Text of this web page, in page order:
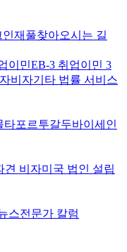
인재풀찾아오시는 길
이민EB-3 취업이민 3
비자기타 법률 서비스
타포르투갈두바이 세인
견 비자미국 법인 설립
스전문가 칼럼